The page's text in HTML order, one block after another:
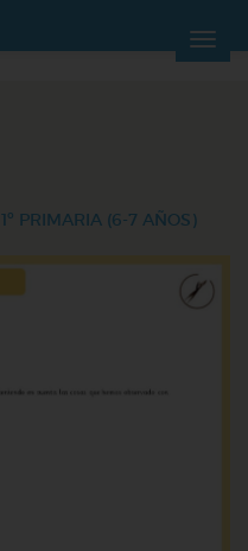
1º PRIMARIA (6-7 AÑOS)